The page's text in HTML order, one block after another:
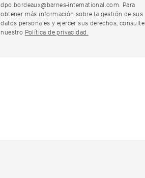
dpo.bordeaux@barnes-international.com. Para
obtener más información sobre la gestión de sus
datos personales y ejercer sus derechos, consulte
nuestro Política de privacidad.